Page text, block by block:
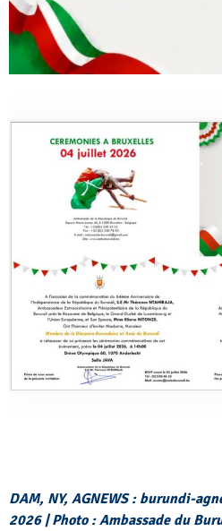
DAM, NY, AGNEWS : burundi-
2026 | Photo : Ambassade du